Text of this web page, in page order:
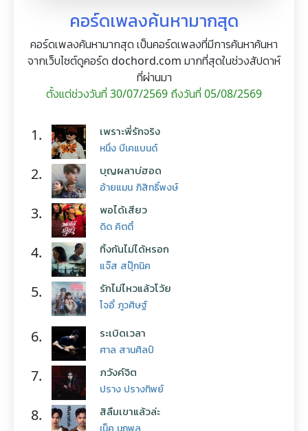
คอร์ดเพลงค้นหามากสุด
คอร์ดเพลงค้นหามากสุด เป็นคอร์ดเพลงที่มีการค้นหาค้นหา
จากเว็บไซต์ดูคอร์ด dochord.com มากที่สุดในช่วงสัปดาห์
ที่ผ่านมา
ตั้งแต่ช่วงวันที่ 30/07/2569 ถึงวันที่ 05/08/2569
1. เพราะพี่รักจริง
หนึ่ง บีเคแบนด์
2. บุญผลาบ่ฮอด
อ้ายแมน ภิสิทธิ์พงษ์
3. พอได้เสียว
ดิด คิตตี้
4. ทิ้งกันไม่ได้หรอก
แจ๊ส สปุ๊กนิค
5. รักไม่ไหวแล้วโว้ย
โจอี้ ภูวศิษฐ์
6. ระเบิดเวลา
ศาล สานศิลป์
7. ภวังค์จิต
ปราง ปรางทิพย์
8. สิลืมเขาแล้วล่ะ
เน็ค นฤพล